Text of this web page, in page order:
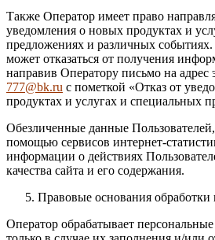
Также Оператор имеет право
уведомления о новых продуктах и
предложениях и различных событиях.
может отказаться от получения
направив Оператору письмо на адрес
777@bk.ru с пометкой «Отказ от
продуктах и услугах и специальных
Обезличенные данные
помощью сервисов интернет-
информации о действиях
качества сайта и его содержания.
Правовые основания
Оператор обрабатывает